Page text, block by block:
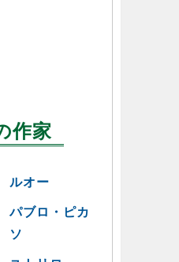
作家
ルオー
パブロ・ピカ
ソ